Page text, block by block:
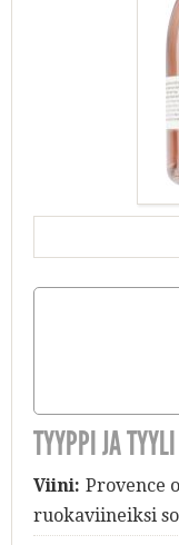
TYYPPI JA TYYLI
Viini: Provence
ruokaviineiksi